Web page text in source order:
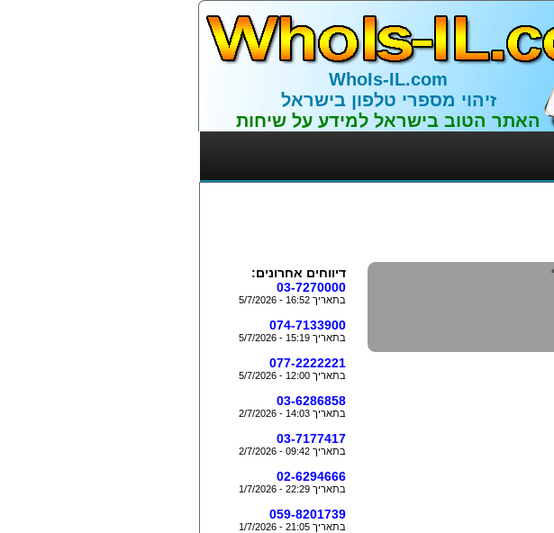
WhoIs-IL.com
זיהוי מספרי טלפון בישראל
האתר הטוב בישראל למידע על שיחות
דיווחים אחרונים:
03-7270000
בתאריך 16:52 - 5/7/2026
074-7133900
בתאריך 15:19 - 5/7/2026
077-2222221
בתאריך 12:00 - 5/7/2026
03-6286858
בתאריך 14:03 - 2/7/2026
03-7177417
בתאריך 09:42 - 2/7/2026
02-6294666
בתאריך 22:29 - 1/7/2026
059-8201739
בתאריך 21:05 - 1/7/2026